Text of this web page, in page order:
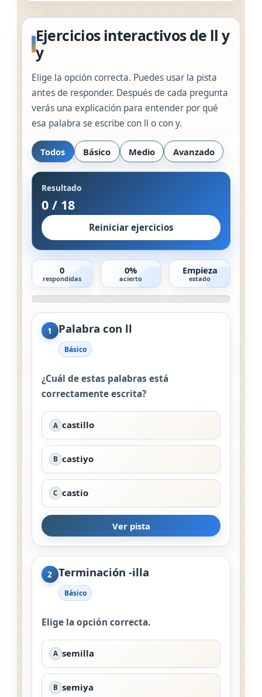
Ejercicios interactivos de ll y
y
Elige la opción correcta. Puedes usar la pista
antes de responder. Después de cada pregunta
verás una explicación para entender por qué
esa palabra se escribe con ll o con y.
Todos Básico Medio Avanzado
Resultado
0 / 18
Reiniciar ejercicios
0
respondidas
0%
acierto
Empieza
estado
1 Palabra con ll
Básico
¿Cuál de estas palabras está
correctamente escrita?
A castillo
B castiyo
C castio
Ver pista
2 Terminación -illa
Básico
Elige la opción correcta.
A semilla
B semiya